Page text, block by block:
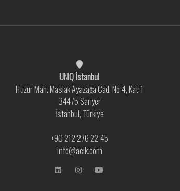
UNIQ İstanbul
Huzur Mah. Maslak Ayazağa Cad. No:4, Kat:1
34475 Sarıyer
İstanbul, Türkiye
+90 212 276 22 45
info@acik.com